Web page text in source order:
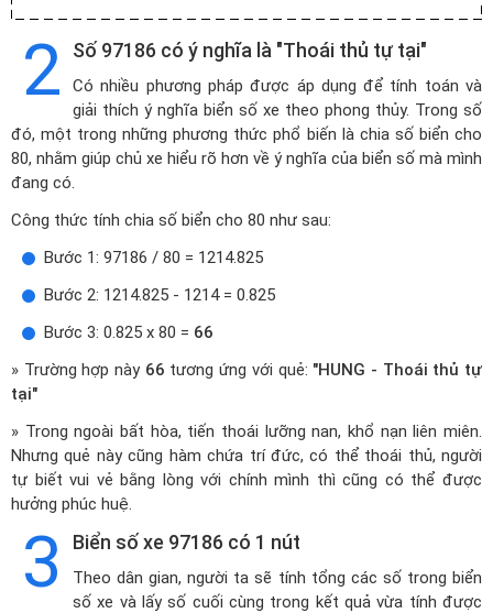
2 Số 97186 có ý nghĩa là "Thoái thủ tự tại"
Có nhiều phương pháp được áp dụng để tính toán và
giải thích ý nghĩa biển số xe theo phong thủy. Trong số
đó, một trong những phương thức phổ biến là chia số biển cho
80, nhằm giúp chủ xe hiểu rõ hơn về ý nghĩa của biển số mà mình
đang có.
Công thức tính chia số biển cho 80 như sau:
Bước 1: 97186 / 80 = 1214.825
Bước 2: 1214.825 - 1214 = 0.825
Bước 3: 0.825 x 80 = 66
» Trường hợp này 66 tương ứng với quẻ: "HUNG - Thoái thủ tự
tại"
» Trong ngoài bất hòa, tiến thoái lưỡng nan, khổ nạn liên miên.
Nhưng quẻ này cũng hàm chứa trí đức, có thể thoái thủ, người
tự biết vui vẻ bằng lòng với chính mình thì cũng có thể được
hưởng phúc huệ.
3 Biển số xe 97186 có 1 nút
Theo dân gian, người ta sẽ tính tổng các số trong biển
số xe và lấy số cuối cùng trong kết quả vừa tính được